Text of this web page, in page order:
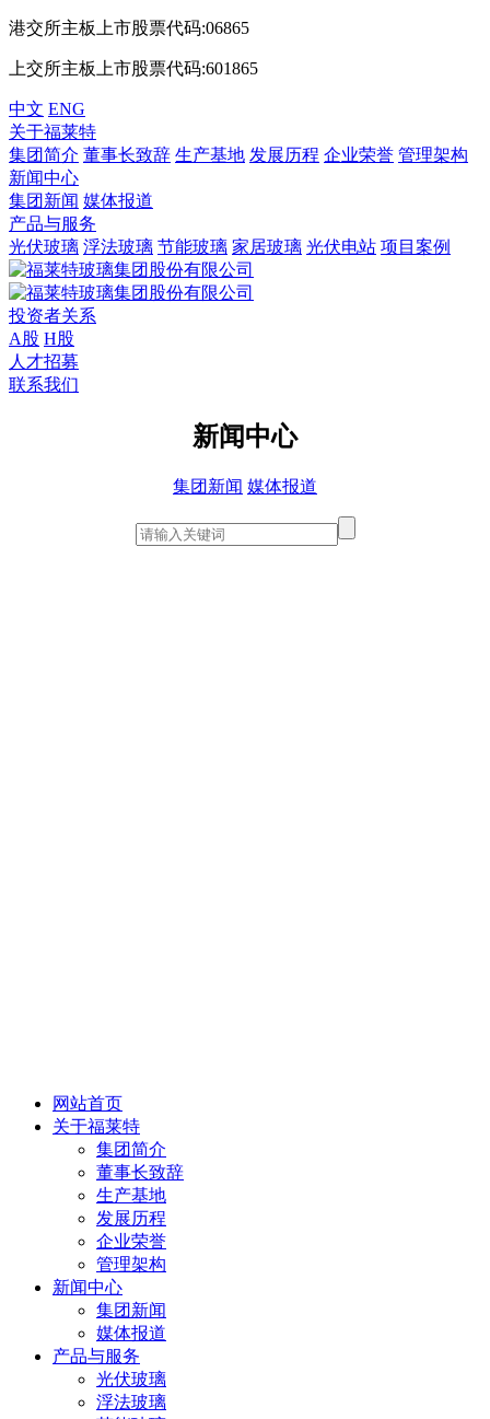
港交所主板上市股票代码:06865
上交所主板上市股票代码:601865
中文 ENG
关于福莱特
集团简介 董事长致辞 生产基地 发展历程 企业荣誉 管理架构
新闻中心
集团新闻 媒体报道
产品与服务
光伏玻璃 浮法玻璃 节能玻璃 家居玻璃 光伏电站 项目案例
投资者关系
A股 H股
人才招募
联系我们
新闻中心
集团新闻 媒体报道
网站首页
关于福莱特
集团简介
董事长致辞
生产基地
发展历程
企业荣誉
管理架构
新闻中心
集团新闻
媒体报道
产品与服务
光伏玻璃
浮法玻璃